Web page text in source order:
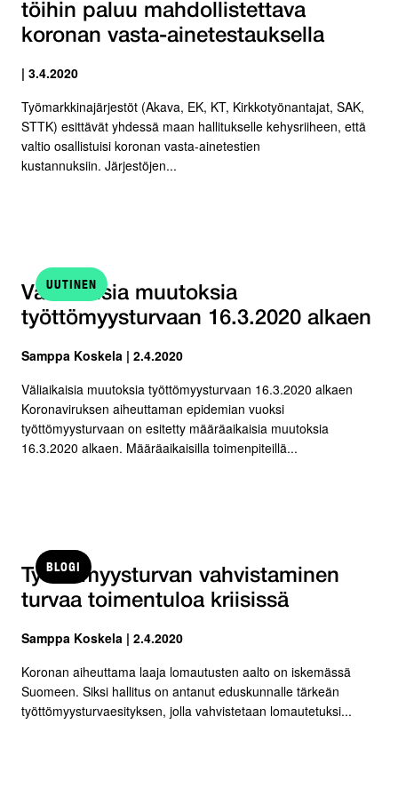
töihin paluu mahdollistettava
koronan vasta-ainetestauksella
| 3.4.2020
Työmarkkinajärjestöt (Akava, EK, KT, Kirkkotyönantajat, SAK,
STTK) esittävät yhdessä maan hallitukselle kehysriiheen, että
valtio osallistuisi koronan vasta-ainetestien
kustannuksiin. Järjestöjen...
UUTINEN
Väliaikaisia muutoksia
työttömyysturvaan 16.3.2020 alkaen
Samppa Koskela | 2.4.2020
Väliaikaisia muutoksia työttömyysturvaan 16.3.2020 alkaen
Koronaviruksen aiheuttaman epidemian vuoksi
työttömyysturvaan on esitetty määräaikaisia muutoksia
16.3.2020 alkaen. Määräaikaisilla toimenpiteillä...
BLOGI
Työttömyysturvan vahvistaminen
turvaa toimentuloa kriisissä
Samppa Koskela | 2.4.2020
Koronan aiheuttama laaja lomautusten aalto on iskemässä
Suomeen. Siksi hallitus on antanut eduskunnalle tärkeän
työttömyysturvaesityksen, jolla vahvistetaan lomautetuksi...